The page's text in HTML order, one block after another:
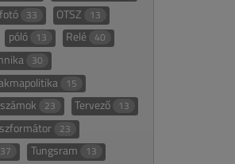
33 OTSZ 13
póló 13 Relé 40
30
15
23 Tervező 13
23
37 Tungsram 13